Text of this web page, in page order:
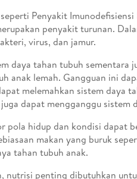
Penyakit
penyakit turunan.
virus, dan jamur.
daya tahan tubuh
anak lemah. Gangguan ini
melemahkan sistem daya
dapat mengganggu sistem
pola hidup dan kondisi dapat
makan yang buruk
tahan tubuh anak.
nutrisi penting dibutuhkan